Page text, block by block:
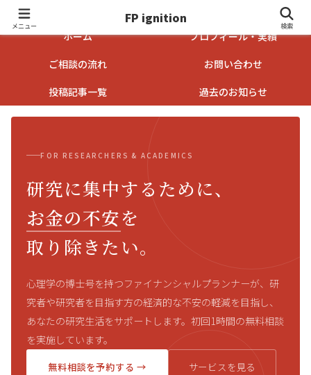
FP ignition
ホーム
プロフィール・実績
ご相談の流れ
お問い合わせ
投稿記事一覧
過去のお知らせ
FOR RESEARCHERS & ACADEMICS
研究に集中するために、
お金の不安を
取り除きたい。
心理学の博士号を持つファイナンシャルプランナーが、研
究者や研究者を目指す方の経済的な不安の軽減を目指し、
あなたの研究生活をサポートします。初回1時間の無料相談
を実施しています。
無料相談を予約する →
サービスを見る
メニュー
FP ignition
検索